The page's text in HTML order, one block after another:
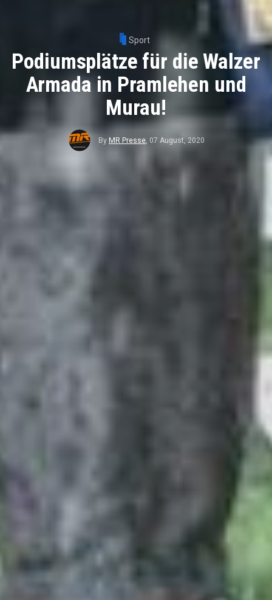
Sport
Podiumsplätze für die Walzer
Armada in Pramlehen und
Murau!
By MR Presse, 07 August, 2020